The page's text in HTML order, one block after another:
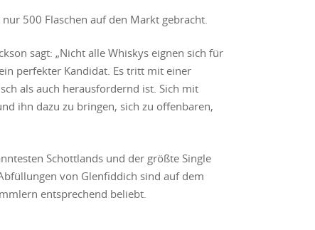
500 Flaschen auf den Markt gebracht.
sagt: „Nicht alle Whiskys eignen sich für
perfekter Kandidat. Es tritt mit einer
als auch herausfordernd ist. Sich mit
ihn dazu zu bringen, sich zu offenbaren,
Schottlands und der größte Single
von Glenfiddich sind auf dem
entsprechend beliebt.